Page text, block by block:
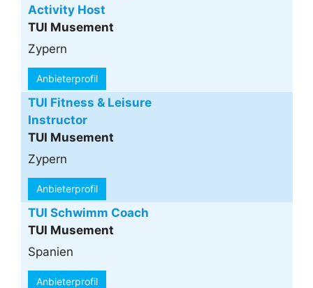
Activity Host
TUI Musement
Zypern
Anbieterprofil
TUI Fitness & Leisure
Instructor
TUI Musement
Zypern
Anbieterprofil
TUI Schwimm Coach
TUI Musement
Spanien
Anbieterprofil